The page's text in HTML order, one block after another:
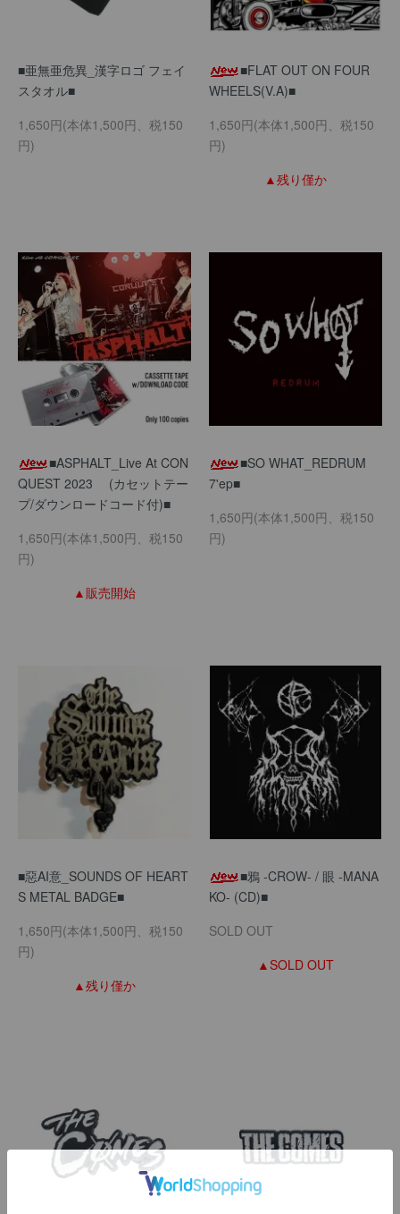
■亜無亜危異_漢字ロゴ フェイ
スタオル■
1,650円(本体1,500円、税150
円)
■FLAT OUT ON FOUR
WHEELS(V.A)■
1,650円(本体1,500円、税150
円)
▲残り僅か
■ASPHALT_Live At CON
QUEST 2023 (カセットテー
プ/ダウンロードコード付)■
1,650円(本体1,500円、税150
円)
▲販売開始
■SO WHAT_REDRUM
7'ep■
1,650円(本体1,500円、税150
円)
■惡AI意_SOUNDS OF HEART
S METAL BADGE■
1,650円(本体1,500円、税150
円)
▲残り僅か
■鴉 -CROW- / 眼 -MANA
KO- (CD)■
SOLD OUT
▲SOLD OUT